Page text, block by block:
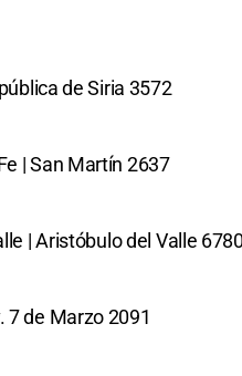
de Siria 3572
| San Martín 2637
| Aristóbulo del Valle
7 de Marzo 2091